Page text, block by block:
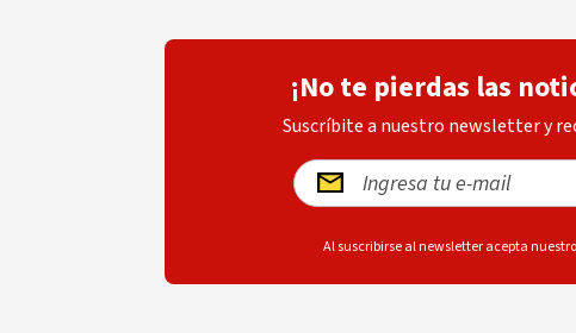
¡No te pierdas las
Suscríbite a nuestro newsletter y
Al suscribirse al newsletter acepta